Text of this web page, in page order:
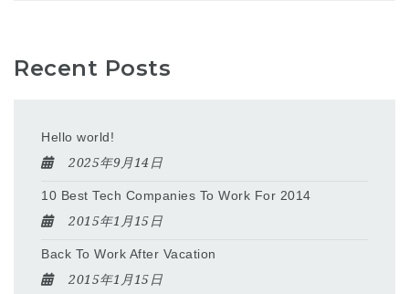
Recent Posts
Hello world!
2025年9月14日
10 Best Tech Companies To Work For 2014
2015年1月15日
Back To Work After Vacation
2015年1月15日